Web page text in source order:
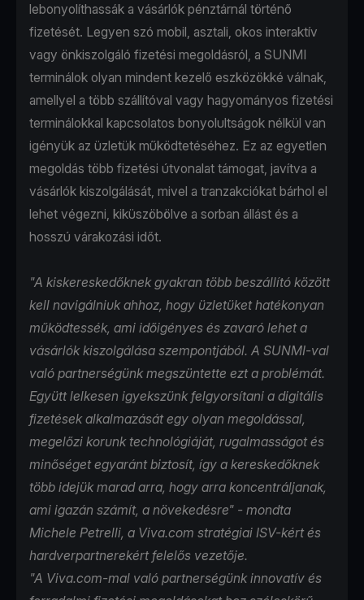
lebonyolíthassák a vásárlók pénztárnál történő
fizetését. Legyen szó mobil, asztali, okos interaktív
vagy önkiszolgáló fizetési megoldásról, a SUNMI
terminálok olyan mindent kezelő eszközökké válnak,
amellyel a több szállítóval vagy hagyományos fizetési
terminálokkal kapcsolatos bonyolultságok nélkül van
igényük az üzletük működtetéséhez. Ez az egyetlen
megoldás több fizetési útvonalat támogat, javítva a
vásárlók kiszolgálását, mivel a tranzakciókat bárhol el
lehet végezni, kiküszöbölve a sorban állást és a
hosszú várakozási időt.
"A kiskereskedőknek gyakran több beszállító között
kell navigálniuk ahhoz, hogy üzletüket hatékonyan
működtessék, ami időigényes és zavaró lehet a
vásárlók kiszolgálása szempontjából. A SUNMI-val
való partnerségünk megszüntette ezt a problémát.
Együtt lelkesen igyekszünk felgyorsítani a digitális
fizetések alkalmazását egy olyan megoldással,
megelőzi korunk technológiáját, rugalmasságot és
minőséget egyaránt biztosít, így a kereskedőknek
több idejük marad arra, hogy arra koncentráljanak,
ami igazán számít, a növekedésre" - mondta
Michele Petrelli, a Viva.com stratégiai ISV-kért és
hardverpartnerekért felelős vezetője.
"A Viva.com-mal való partnerségünk innovatív és